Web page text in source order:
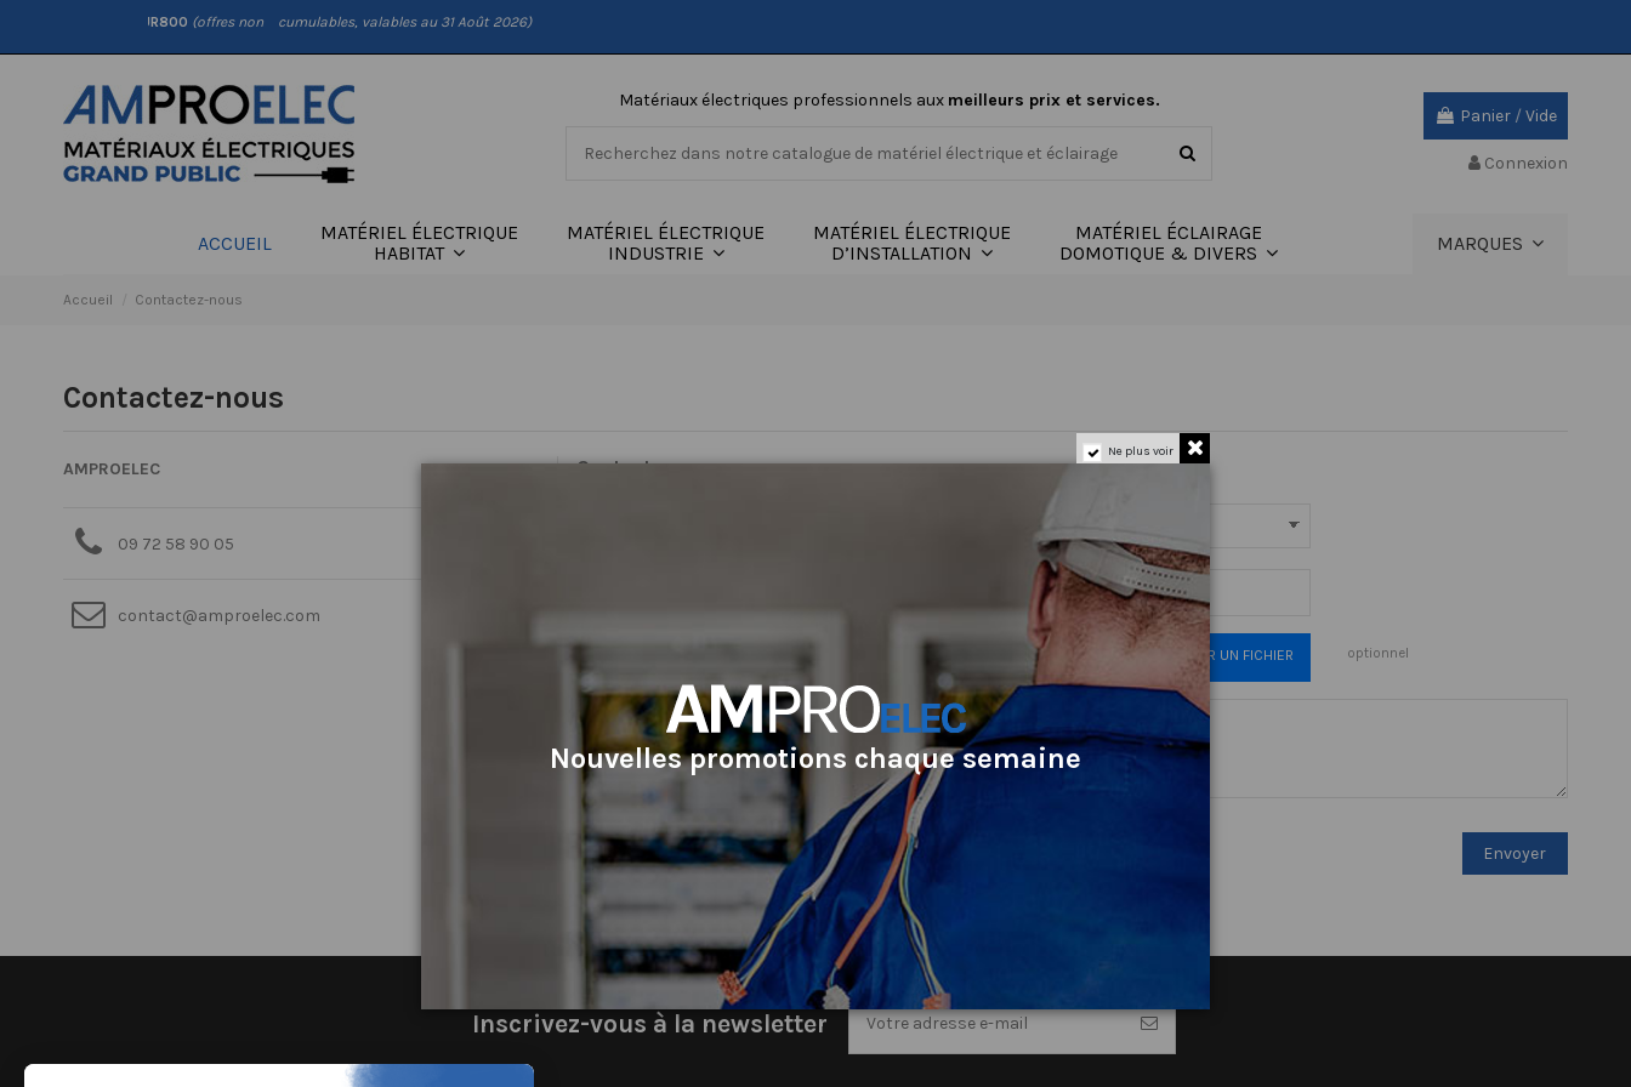
POUR800(offres non cumulables, valables au 31 Août 2026)
Matériaux électriques professionnels aux meilleurs prix et services.
Panier / Vide
Connexion
ACCUEIL
MATÉRIEL ÉLECTRIQUE
HABITAT
MATÉRIEL ÉLECTRIQUE
INDUSTRIE
MATÉRIEL ÉLECTRIQUE
D’INSTALLATION
MATÉRIEL ÉCLAIRAGE
DOMOTIQUE & DIVERS
MARQUES
Accueil Contactez-nous
Contactez-nous
AMPROELEC
09 72 58 90 05
contact@amproelec.com
Contactez-nous
CHOISIR UN FICHIER optionnel
Message
Inscrivez-vous à la newsletter
Ne plus voir
Nouvelles promotions chaque semaine